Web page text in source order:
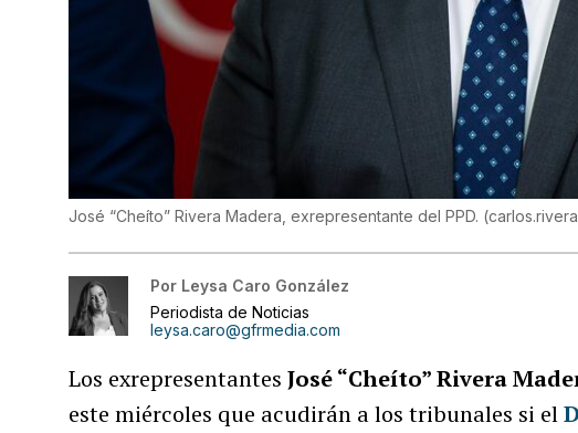
José “Cheíto” Rivera Madera, exrepresentante del PPD. (
Por Leysa Caro González
Periodista de Noticias
leysa.caro@gfrmedia.com
Los exrepresentantesJosé “Cheíto” Rivera
este miércoles que acudirán a los tribunales si el